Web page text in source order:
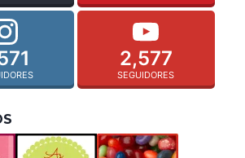
2,577
SEGUIDORES